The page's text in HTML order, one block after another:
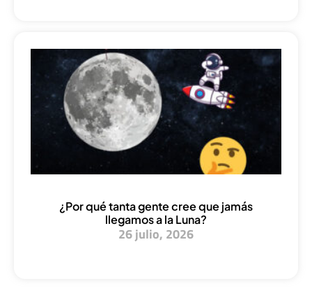
¿Por qué tanta gente cree que jamás
llegamos a la Luna?
26 julio, 2026